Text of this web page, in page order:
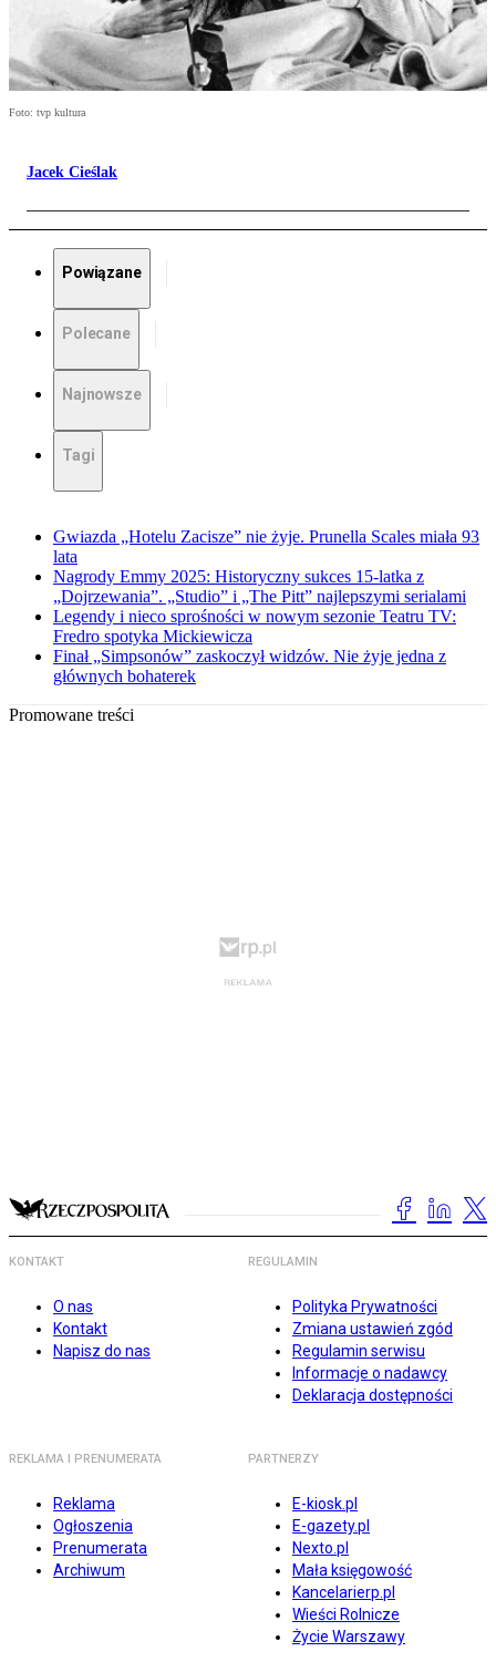
Foto: tvp kultura
Jacek Cieślak
Powiązane
Polecane
Najnowsze
Tagi
Gwiazda „Hotelu Zacisze” nie żyje. Prunella Scales miała 93
lata
Nagrody Emmy 2025: Historyczny sukces 15-latka z
„Dojrzewania”. „Studio” i „The Pitt” najlepszymi serialami
Legendy i nieco sprośności w nowym sezonie Teatru TV:
Fredro spotyka Mickiewicza
Finał „Simpsonów” zaskoczył widzów. Nie żyje jedna z
głównych bohaterek
Promowane treści
KONTAKT
O nas
Kontakt
Napisz do nas
REGULAMIN
Polityka Prywatności
Zmiana ustawień zgód
Regulamin serwisu
Informacje o nadawcy
Deklaracja dostępności
REKLAMA I PRENUMERATA
Reklama
Ogłoszenia
Prenumerata
Archiwum
PARTNERZY
E-kiosk.pl
E-gazety.pl
Nexto.pl
Mała księgowość
Kancelarierp.pl
Wieści Rolnicze
Życie Warszawy